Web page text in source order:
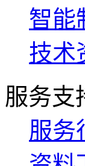
智能
技术
服务支
服务